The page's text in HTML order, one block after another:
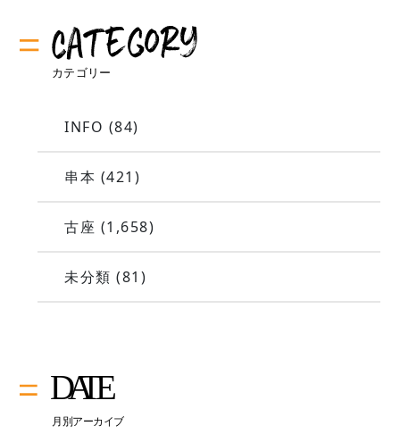
INFO (84)
串本 (421)
古座 (1,658)
未分類 (81)